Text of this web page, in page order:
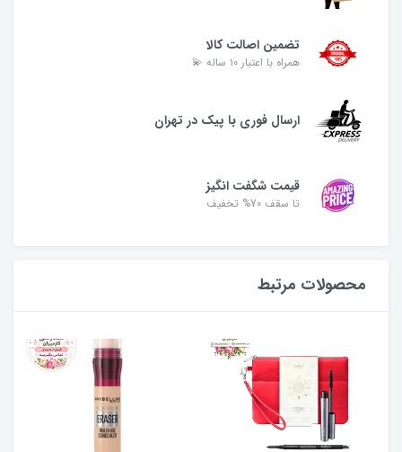
تضمین اصالت کالا
همراه با اعتبار ۱۰ ساله 💫
ارسال فوری با پیک در تهران
قیمت شگفت انگیز
تا سقف 70% تخفیف
محصولات مرتبط